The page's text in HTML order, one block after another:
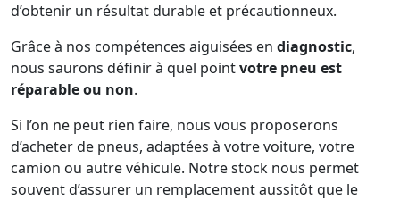
d’obtenir un résultat durable et précautionneux.
Grâce à nos compétences aiguisées en diagnostic,
nous saurons définir à quel pointvotre pneu est
réparable ou non.
Si l’on ne peut rien faire, nous vous proposerons
d’acheter de pneus, adaptées à votre voiture, votre
camion ou autre véhicule. Notre stock nous permet
souvent d’assurer un remplacement aussitôt que le